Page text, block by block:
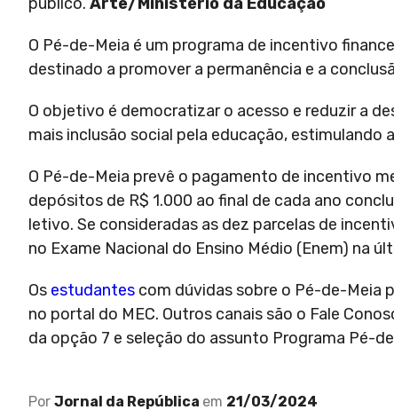
O Pé-de-Meia é um programa de incentivo
destinado a promover a permanência e a
O objetivo é democratizar o acesso e reduzir a
mais inclusão social pela educação, estimulando
O Pé-de-Meia prevê o pagamento de incentivo
depósitos de R$ 1.000 ao final de cada ano
letivo. Se consideradas as dez parcelas de
no Exame Nacional do Ensino Médio (Enem) na
Os estudantes com dúvidas sobre o Pé-de-Meia
no portal do MEC. Outros canais são o Fale
da opção 7 e seleção do assunto Programa Pé-
Por Jornal da República em 21/03/2024